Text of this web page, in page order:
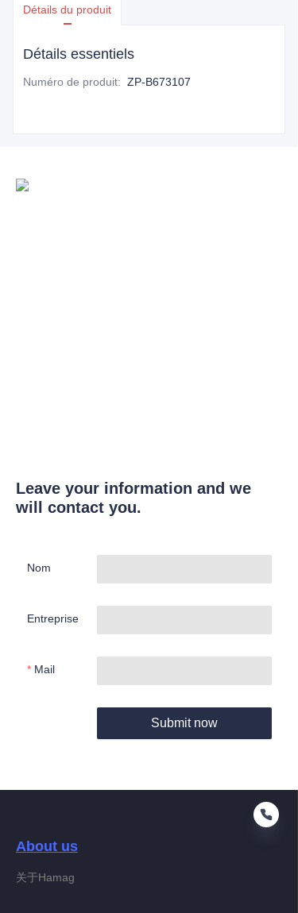
Détails du produit
Détails essentiels
Numéro de produit: ZP-B673107
Leave your information and we
will contact you.
Nom
Entreprise
Mail
Submit now
About us
关于Hamag